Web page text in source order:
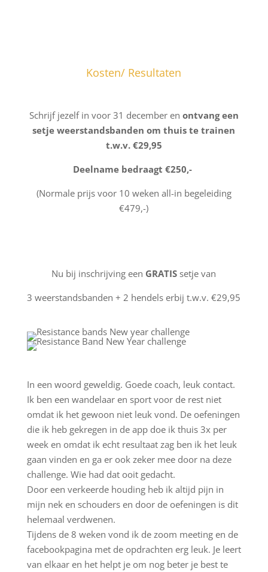
Kosten/ Resultaten
Schrijf jezelf in voor 31 december en ontvang een
setje weerstandsbanden om thuis te trainen
t.w.v. €29,95
Deelname bedraagt €250,-
(Normale prijs voor 10 weken all-in begeleiding
€479,-)
Nu bij inschrijving een GRATIS setje van
3 weerstandsbanden + 2 hendels erbij t.w.v. €29,95
In een woord geweldig. Goede coach, leuk contact.
Ik ben een wandelaar en sport voor de rest niet
omdat ik het gewoon niet leuk vond. De oefeningen
die ik heb gekregen in de app doe ik thuis 3x per
week en omdat ik echt resultaat zag ben ik het leuk
gaan vinden en ga er ook zeker mee door na deze
challenge. Wie had dat ooit gedacht.
Door een verkeerde houding heb ik altijd pijn in
mijn nek en schouders en door de oefeningen is dit
helemaal verdwenen.
Tijdens de 8 weken vond ik de zoom meeting en de
facebookpagina met de opdrachten erg leuk. Je leert
van elkaar en het helpt je om nog beter je best te